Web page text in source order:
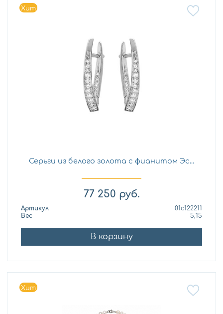
Хит
Серьги из белого золота с фианитом Эс...
77 250 руб.
Артикул
01с122211
Вес
5,15
В корзину
Хит